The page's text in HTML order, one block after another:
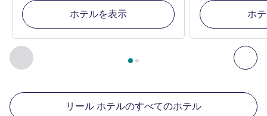
前に戻る - 周辺の他の施設 次
2ページ中 , 周辺の他の施設 1 :, 周辺の他の施設 2
ホテルを表示 ホ
リール ホテルのすべてのホテル